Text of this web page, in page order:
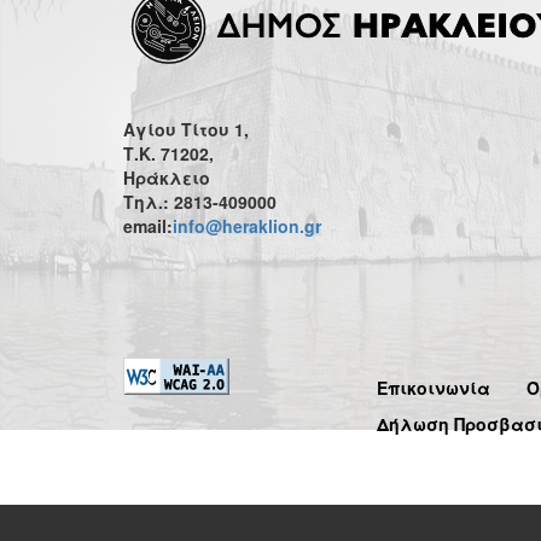
Αγίου Τίτου 1,
Τ.Κ. 71202,
Ηράκλειο
Τηλ.: 2813-409000
email:info@heraklion.gr
Επικοινωνία
Δήλωση